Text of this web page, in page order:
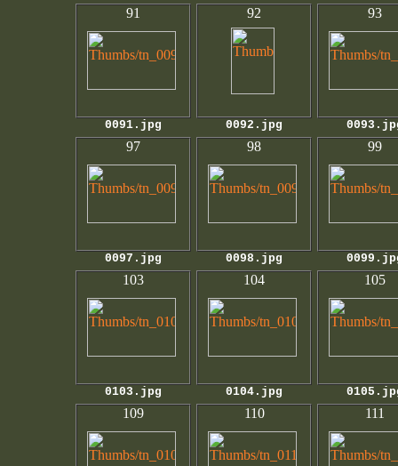
91
0091.jpg
92
0092.jpg
93
97
0097.jpg
98
0098.jpg
99
103
0103.jpg
104
0104.jpg
105
109 110 111